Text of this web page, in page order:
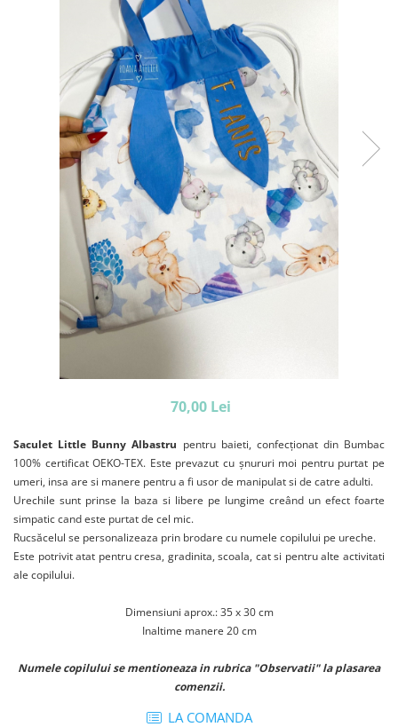
70,00 Lei
Saculet Little Bunny Albastru pentru baieti, confecționat din Bumbac
100% certificat OEKO-TEX. Este prevazut cu șnururi moi pentru purtat pe
umeri, insa are si manere pentru a fi usor de manipulat si de catre adulti.
Urechile sunt prinse la baza si libere pe lungime creând un efect foarte
simpatic cand este purtat de cel mic.
Rucsăcelul se personalizeaza prin brodare cu numele copilului pe ureche.
Este potrivit atat pentru cresa, gradinita, scoala, cat si pentru alte activitati
ale copilului.
Dimensiuni aprox.: 35 x 30 cm
Inaltime manere 20 cm
Numele copilului se mentioneaza in rubrica "Observatii" la plasarea
comenzii.
LA COMANDA